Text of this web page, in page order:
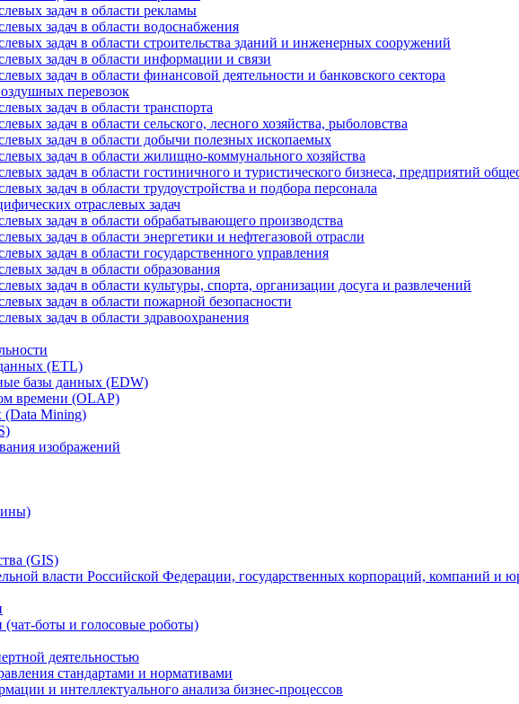
задач в области рекламы
задач в области водоснабжения
задач в области строительства зданий и инженерных сооружений
задач в области информации и связи
задач в области финансовой деятельности и банковского сектора
перевозок
задач в области транспорта
задач в области сельского, лесного хозяйства, рыболовства
задач в области добычи полезных ископаемых
задач в области жилищно-коммунального хозяйства
задач в области гостиничного и туристического бизнеса, предприятий
задач в области трудоустройства и подбора персонала
отраслевых задач
задач в области обрабатывающего производства
задач в области энергетики и нефтегазовой отрасли
задач в области государственного управления
задач в области образования
задач в области культуры, спорта, организации досуга и развлечений
задач в области пожарной безопасности
задач в области здравоохранения
(ETL)
базы данных (EDW)
времени (OLAP)
(Data Mining)
изображений
(GIS)
власти Российской Федерации, государственных корпораций, компаний и
боты и голосовые роботы)
деятельностью
стандартами и нормативами
и интеллектуального анализа бизнес-процессов